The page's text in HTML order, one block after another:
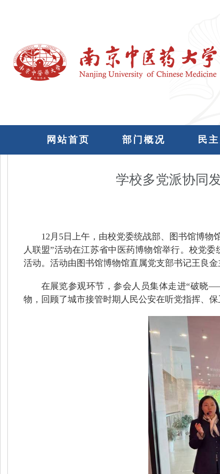
网站首页 部门概况 民
学校多党派协同
12月5日上午，由校党委统战部、图书馆博
人联盟”活动在江苏省中医药博物馆举行。校党
活动。活动由图书馆博物馆直属党支部书记王良金
在展览参观环节，参会人员集体走进“破晓
物，回顾了城市接管时期人民公安在听党指挥、